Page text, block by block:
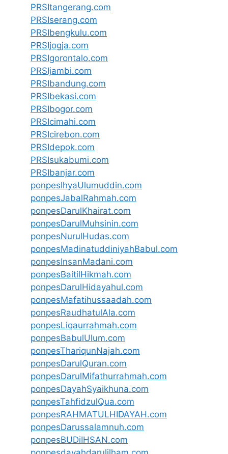
PRSItangerang.com
PRSIserang.com
PRSIbengkulu.com
PRSIjogja.com
PRSIgorontalo.com
PRSIjambi.com
PRSIbandung.com
PRSIbekasi.com
PRSIbogor.com
PRSIcimahi.com
PRSIcirebon.com
PRSIdepok.com
PRSIsukabumi.com
PRSIbanjar.com
ponpesIhyaUlumuddin.com
ponpesJabalRahmah.com
ponpesDarulKhairat.com
ponpesDarulMuhsinin.com
ponpesNurulHudas.com
ponpesMadinatuddiniyahBabul.com
ponpesInsanMadani.com
ponpesBaitilHikmah.com
ponpesDarulHidayahul.com
ponpesMafatihussaadah.com
ponpesRaudhatulAla.com
ponpesLiqaurrahmah.com
ponpesBabulUlum.com
ponpesThariqunNajah.com
ponpesDarulQuran.com
ponpesDarulMifathurrahmah.com
ponpesDayahSyaikhuna.com
ponpesTahfidzulQua.com
ponpesRAHMATULHIDAYAH.com
ponpesDarussalamnuh.com
ponpesBUDiIHSAN.com